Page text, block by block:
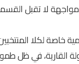
لا تقبل
خاصة لكلا
القارية، في ظل